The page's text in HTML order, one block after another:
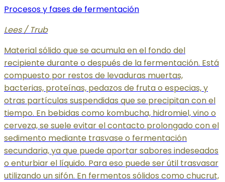
Procesos y fases de fermentación
Lees / Trub
Material sólido que se acumula en el fondo del
recipiente durante o después de la fermentación. Está
compuesto por restos de levaduras muertas,
bacterias, proteínas, pedazos de fruta o especias, y
otras partículas suspendidas que se precipitan con el
tiempo. En bebidas como kombucha, hidromiel, vino o
cerveza, se suele evitar el contacto prolongado con el
sedimento mediante trasvase o fermentación
secundaria, ya que puede aportar sabores indeseados
o enturbiar el líquido. Para eso puede ser útil trasvasar
utilizando un sifón. En fermentos sólidos como chucrut,